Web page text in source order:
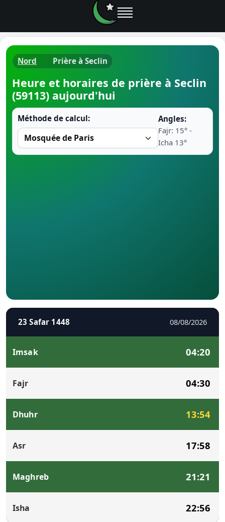
Horaires
Ramadan
Nord Prière à Seclin
Heure et horaires de prière à Seclin
(59113) aujourd'hui
Méthode de calcul:
Angles:
Fajr: 15° -
Icha 13°
23 Safar 1448 08/08/2026
Imsak 04:20
Fajr 04:30
Dhuhr 13:54
Asr 17:58
Maghreb 21:21
Isha 22:56